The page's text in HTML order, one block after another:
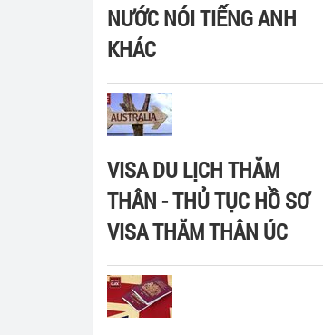
NƯỚC NÓI TIẾNG ANH
KHÁC
VISA DU LỊCH THĂM
THÂN - THỦ TỤC HỒ SƠ
VISA THĂM THÂN ÚC